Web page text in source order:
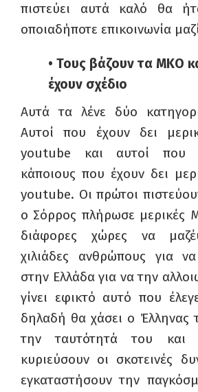
πιστεύει αυτά καλό θα
οποιαδήποτε επικοινωνία
• Τους βάζουν τα ΜΚΟ
έχουν σχέδιο
Αυτά τα λένε δύο
Αυτοί που έχουν δει
youtube και αυτοί που
κάποιους που έχουν δει
youtube. Οι πρώτοι
ο Σόρρος πλήρωσε μερικές
διάφορες χώρες να
χιλιάδες ανθρώπους για
στην Ελλάδα για να την
γίνει εφικτό αυτό που
δηλαδή θα χάσει ο Έλληνας
την ταυτότητά του
κυριεύσουν οι σκοτεινές
εγκαταστήσουν την